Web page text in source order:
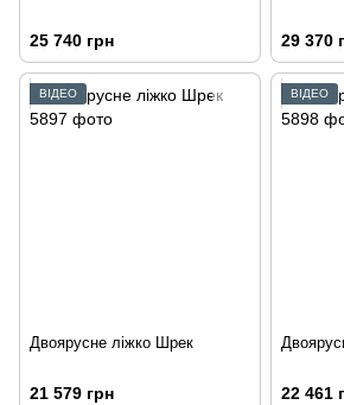
25 740 грн 29 370
ВІДЕО
Двоярусне ліжко Шрек
21 579 грн
ВІДЕО
22 461